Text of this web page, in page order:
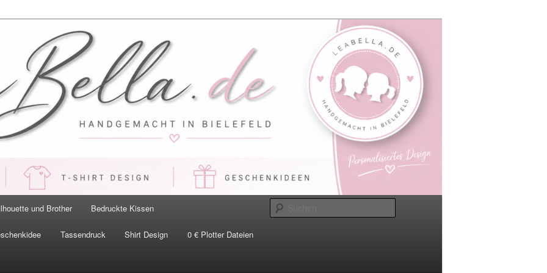
in Bielefeld
und Brother Bedruckte Kissen
Tassendruck Shirt Design 0 € Plotter Dateien